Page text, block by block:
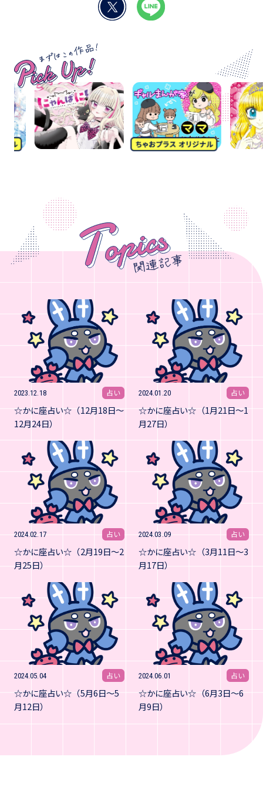
2023.12.18 占い
☆かに座占い☆（12月18日～
12月24日）
2024.01.20 占い
☆かに座占い☆（1月21日～1
月27日）
2024.02.17 占い
☆かに座占い☆（2月19日～2
月25日）
2024.03.09 占い
☆かに座占い☆（3月11日～3
月17日）
2024.05.04 占い
☆かに座占い☆（5月6日～5
月12日）
2024.06.01 占い
☆かに座占い☆（6月3日～6
月9日）